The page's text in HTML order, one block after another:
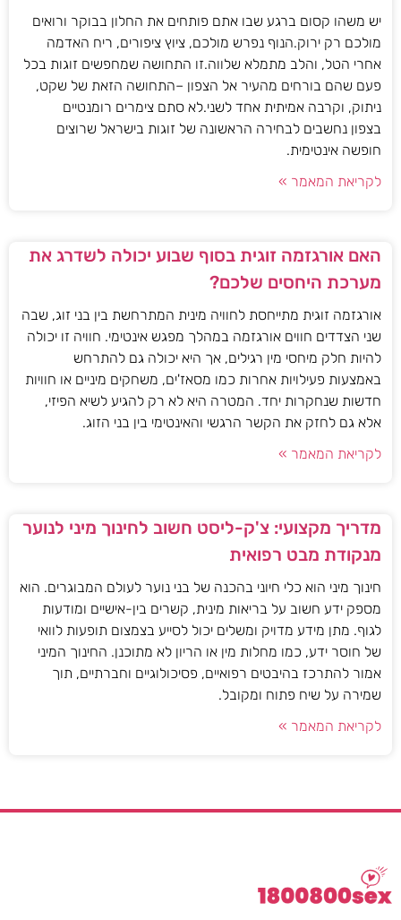
יש משהו קסום ברגע שבו אתם פותחים את החלון בבוקר ורואים
מולכם רק ירוק.הנוף נפרש מולכם, ציוץ ציפורים, ריח האדמה
אחרי הטל, והלב מתמלא שלווה.זו התחושה שמחפשים זוגות בכל
פעם שהם בורחים מהעיר אל הצפון –התחושה הזאת של שקט,
ניתוק, וקרבה אמיתית אחד לשני.לא סתם צימרים רומנטיים
בצפון נחשבים לבחירה הראשונה של זוגות בישראל שרוצים
חופשה אינטימית.
לקריאת המאמר »
האם אורגזמה זוגית בסוף שבוע יכולה לשדרג את
מערכת היחסים שלכם?
אורגזמה זוגית מתייחסת לחוויה מינית המתרחשת בין בני זוג, שבה
שני הצדדים חווים אורגזמה במהלך מפגש אינטימי. חוויה זו יכולה
להיות חלק מיחסי מין רגילים, אך היא יכולה גם להתרחש
באמצעות פעילויות אחרות כמו מסאז'ים, משחקים מיניים או חוויות
חדשות שנחקרות יחד. המטרה היא לא רק להגיע לשיא הפיזי,
אלא גם לחזק את הקשר הרגשי והאינטימי בין בני הזוג.
לקריאת המאמר »
מדריך מקצועי: צ'ק-ליסט חשוב לחינוך מיני לנוער
מנקודת מבט רפואית
חינוך מיני הוא כלי חיוני בהכנה של בני נוער לעולם המבוגרים. הוא
מספק ידע חשוב על בריאות מינית, קשרים בין-אישיים ומודעות
לגוף. מתן מידע מדויק ומשלים יכול לסייע בצמצום תופעות לוואי
של חוסר ידע, כמו מחלות מין או הריון לא מתוכנן. החינוך המיני
אמור להתרכז בהיבטים רפואיים, פסיכולוגיים וחברתיים, תוך
שמירה על שיח פתוח ומקובל.
לקריאת המאמר »